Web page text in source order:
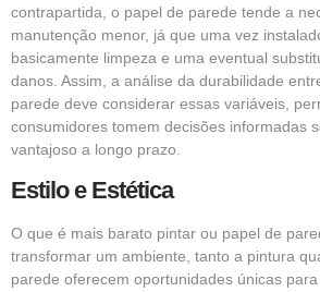
contrapartida, o papel de parede tende a
manutenção menor, já que uma vez
basicamente limpeza e uma eventual
danos. Assim, a análise da durabilidade
parede deve considerar essas variáveis,
consumidores tomem decisões informadas
vantajoso a longo prazo.
Estilo e Estética
O que é mais barato pintar ou papel de
transformar um ambiente, tanto a pintura
parede oferecem oportunidades únicas